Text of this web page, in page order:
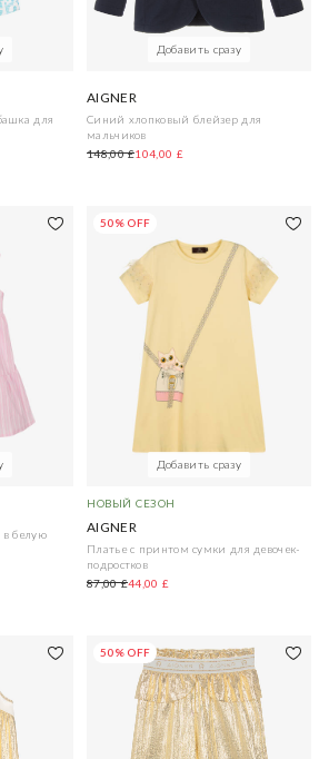
для
Добавить сразу
AIGNER
Синий хлопковый блейзер для
мальчиков
148,00 £104,00 £
в белую
50% OFF
Добавить сразу
НОВЫЙ СЕЗОН
AIGNER
Платье с принтом сумки для девочек-
подростков
87,00 £44,00 £
50% OFF